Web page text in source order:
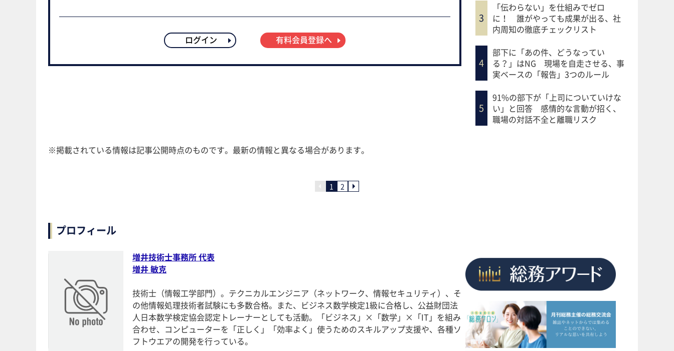
「伝わらない」を仕組みでゼロ
に！ 誰がやっても成果が出る、社
内周知の徹底チェックリスト
部下に「あの件、どうなってい
る？」はNG 現場を自走させる、事
実ベースの「報告」3つのルール
91%の部下が「上司についていけな
い」と回答 感情的な言動が招く、
職場の対話不全と離職リスク
ログイン 有料会員登録へ
※掲載されている情報は記事公開時点のものです。最新の情報と異なる場合があります。
1 2
プロフィール
増井技術士事務所 代表
増井 敏克
技術士（情報工学部門）。テクニカルエンジニア（ネットワーク、情報セキュリティ）、そ
の他情報処理技術者試験にも多数合格。また、ビジネス数学検定1級に合格し、公益財団法
人日本数学検定協会認定トレーナーとしても活動。「ビジネス」×「数学」×「IT」を組み
合わせ、コンピューターを「正しく」「効率よく」使うためのスキルアップ支援や、各種ソ
フトウエアの開発を行っている。